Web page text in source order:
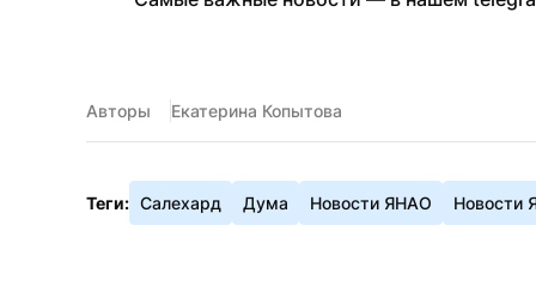
Авторы Екатерина Копытова
Теги: Салехард Дума Новости ЯНАО Новости